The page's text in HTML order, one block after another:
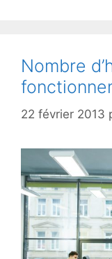
Nombre
22 février 2013